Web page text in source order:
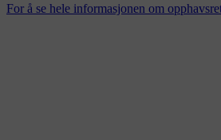
For å se hele informasjonen om